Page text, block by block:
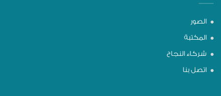
الصور
المكتبة
شركاء النجاح
اتصل بنا